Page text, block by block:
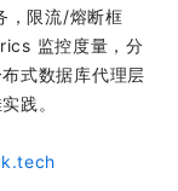
，限流/熔断框
监控度量，分
式数据库代理层
践。